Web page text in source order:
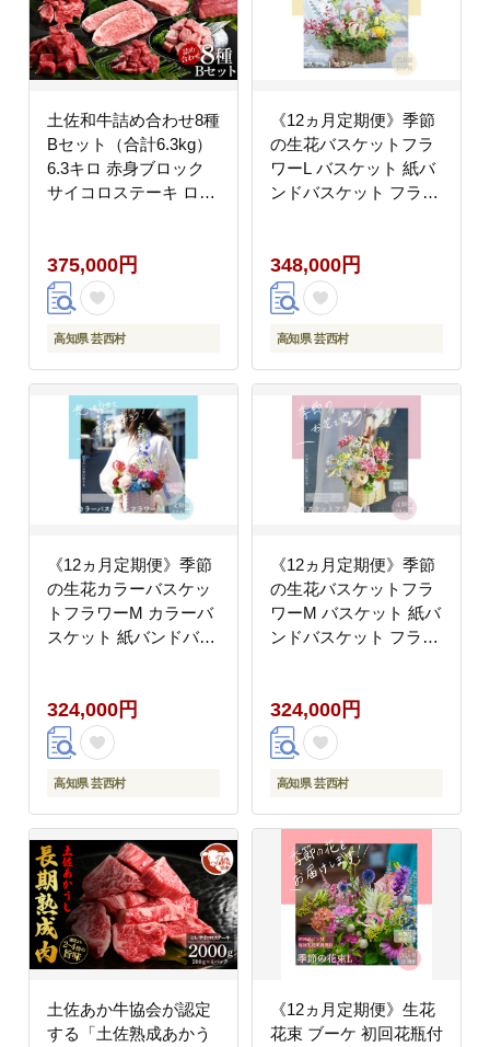
土佐和牛詰め合わせ8種
Bセット（合計6.3kg）
6.3キロ 赤身ブロック
サイコロステーキ ロー
特選 赤身 牛肉 和牛 国
産 エイジング工法 熟成
肉
375,000円
高知県 芸西村
《12ヵ月定期便》季節
の生花バスケットフラ
ワーL バスケット 紙バ
ンドバスケット フラワ
スター トルコギキョウ
お取り寄せ 生花 プレゼ
ント 贈り物
348,000円
高知県 芸西村
《12ヵ月定期便》季節
の生花カラーバスケッ
トフラワーM カラーバ
スケット 紙バンドバス
ースター トルコギキョ
ウ お取り寄せ 生花 プ
レゼント 贈り物
324,000円
高知県 芸西村
《12ヵ月定期便》季節
の生花バスケットフラ
ワーM バスケット 紙バ
ンドバスケット フラワ
スター トルコギキョウ
お取り寄せ 生花 プレゼ
ント 贈り物
324,000円
高知県 芸西村
土佐あか牛協会が認定
する「土佐熟成あかう
《12ヵ月定期便》生花
花束 ブーケ 初回花瓶付